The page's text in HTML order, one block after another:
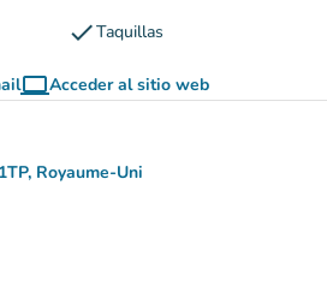
checkTaquillas
computerAcceder al sitio web
(nueva pestaña)
Royaume-Uni
en Google Maps)
pestaña)